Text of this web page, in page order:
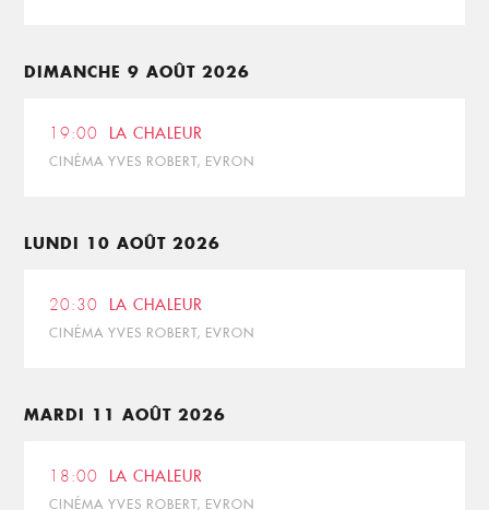
DIMANCHE 9 AOÛT 2026
19:00 LA CHALEUR
CINÉMA YVES ROBERT, EVRON
LUNDI 10 AOÛT 2026
20:30 LA CHALEUR
CINÉMA YVES ROBERT, EVRON
MARDI 11 AOÛT 2026
18:00 LA CHALEUR
CINÉMA YVES ROBERT, EVRON